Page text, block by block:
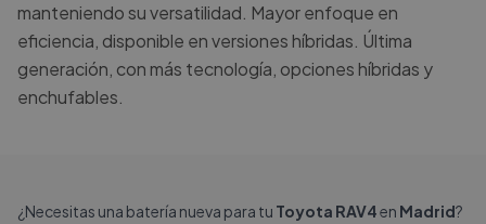
manteniendo su versatilidad. Mayor enfoque en
eficiencia, disponible en versiones híbridas. Última
generación, con más tecnología, opciones híbridas y
enchufables.
¿Necesitas una batería nueva para tu Toyota RAV4en Madrid?